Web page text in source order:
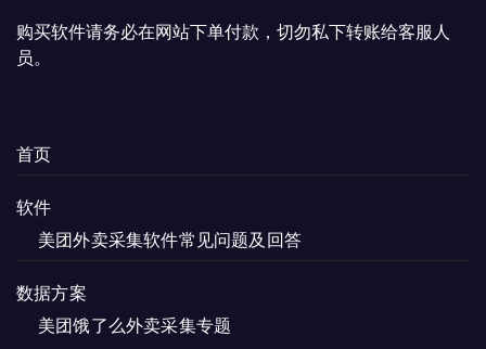
购买软件请务必在网站下单付款，切勿私下转账给客服人
员。
首页
软件
美团外卖采集软件常见问题及回答
数据方案
美团饿了么外卖采集专题